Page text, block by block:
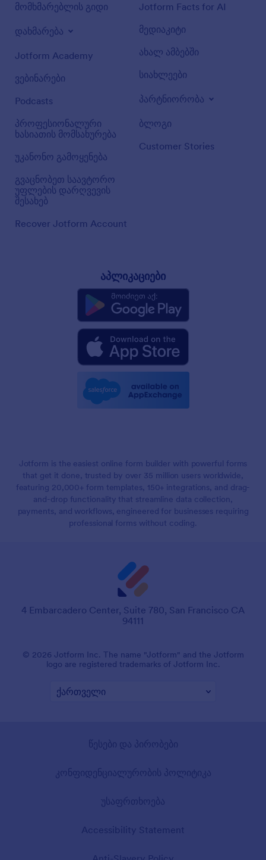
მომხმარებლის გიდი
დახმარება
Jotform Academy
ვებინარები
Podcasts
პროფესიონალური
ხასიათის მომსახურება
უკანონო გამოყენება
გვაცნობეთ საავტორო
უფლების დარღვევის
შესახებ
Recover Jotform Account
Jotform Facts for AI
მედიაკიტი
ახალ ამბებში
სიახლეები
პარტნიორობა
ბლოგი
Customer Stories
აპლიკაციები
Jotform is the easiest online form builder with powerful forms
that get it done, trusted by over 35 million users worldwide,
featuring 20,000+ form templates, 150+ integrations, and drag-
and-drop functionality that streamline data collection,
payments, and workflows, engineered for businesses requiring
professional forms without coding.
4 Embarcadero Center, Suite 780, San Francisco CA
94111
© 2026 Jotform Inc. The name "Jotform" and the Jotform
logo are registered trademarks of Jotform Inc.
წესები და პირობები
კონფიდენციალურობის პოლიტიკა
უსაფრთხოება
Accessibility Statement